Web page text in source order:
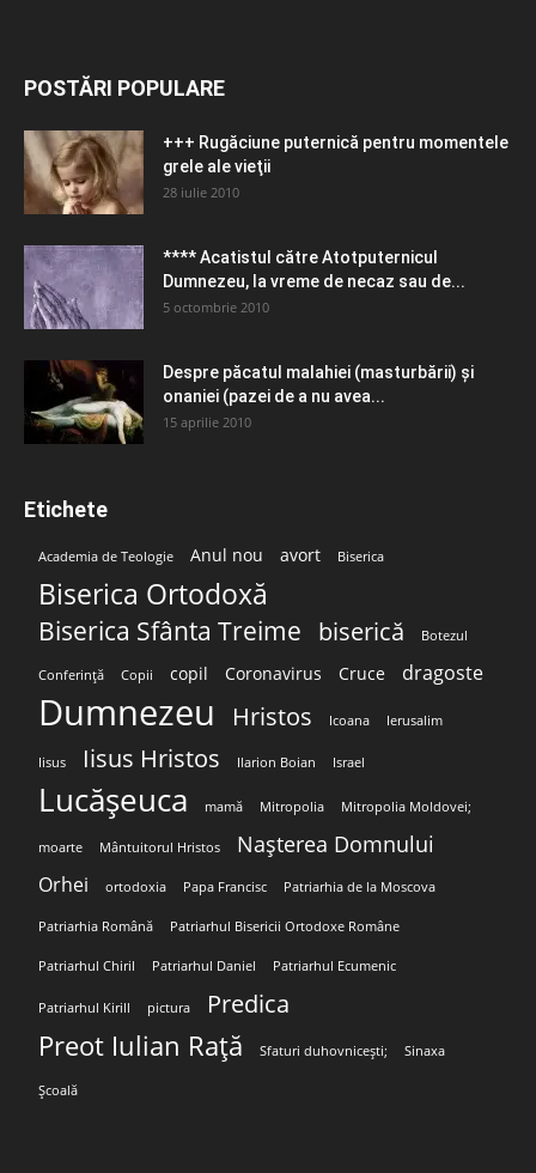
POSTĂRI POPULARE
+++ Rugăciune puternică pentru momentele
grele ale vieţii
28 iulie 2010
**** Acatistul către Atotputernicul
Dumnezeu, la vreme de necaz sau de...
5 octombrie 2010
Despre păcatul malahiei (masturbării) şi
onaniei (pazei de a nu avea...
15 aprilie 2010
Etichete
Academia de Teologie Anul nou avort Biserica
Biserica Ortodoxă
Biserica Sfânta Treime biserică Botezul
Conferință Copii copil Coronavirus Cruce dragoste
Dumnezeu Hristos Icoana Ierusalim
Iisus Iisus Hristos Ilarion Boian Israel
Lucășeuca mamă Mitropolia Mitropolia Moldovei;
moarte Mântuitorul Hristos Nașterea Domnului
Orhei ortodoxia Papa Francisc Patriarhia de la Moscova
Patriarhia Română Patriarhul Bisericii Ortodoxe Române
Patriarhul Chiril Patriarhul Daniel Patriarhul Ecumenic
Patriarhul Kirill pictura Predica
Preot Iulian Rață Sfaturi duhovnicești; Sinaxa
Școală